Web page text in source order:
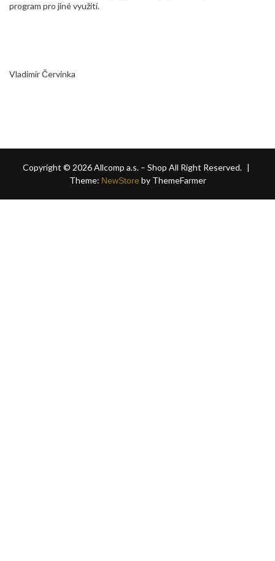
program pro jiné využití.
Vladimír Červinka
Copyright © 2026 Allcomp a.s. – Shop All Right Reserved.
Theme: NewStore by ThemeFarmer